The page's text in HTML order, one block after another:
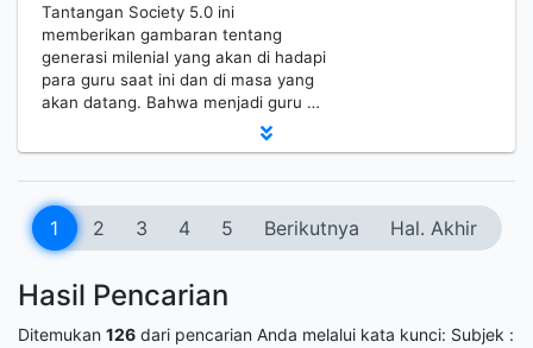
Tantangan Society 5.0 ini
memberikan gambaran tentang
generasi milenial yang akan di hadapi
para guru saat ini dan di masa yang
akan datang. Bahwa menjadi guru …
1 2 3 4 5 Berikutnya Hal. Akhir
Hasil Pencarian
Ditemukan 126 dari pencarian Anda melalui kata kunci: Subjek :